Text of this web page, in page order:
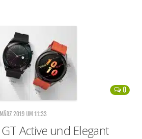
0
2019 UM 11:33
Active und Elegant